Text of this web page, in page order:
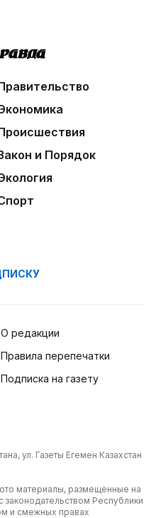
и Порядок
О редакции
Правила перепечатки
Подписка на газету
ул. Газеты Егемен Казахстан
материалы, размещенные на
законодательством Республики
и смежных правах